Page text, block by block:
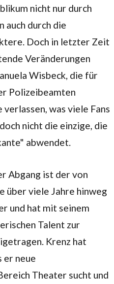
nicht nur durch
auch durch die
Doch in letzter Zeit
Veränderungen
Wisbeck, die für
Polizeibeamten
was viele Fans
nicht die einzige, die
abwendet.
Abgang ist der von
über viele Jahre hinweg
und hat mit seinem
Talent zur
Krenz hat
er neue
Theater sucht und